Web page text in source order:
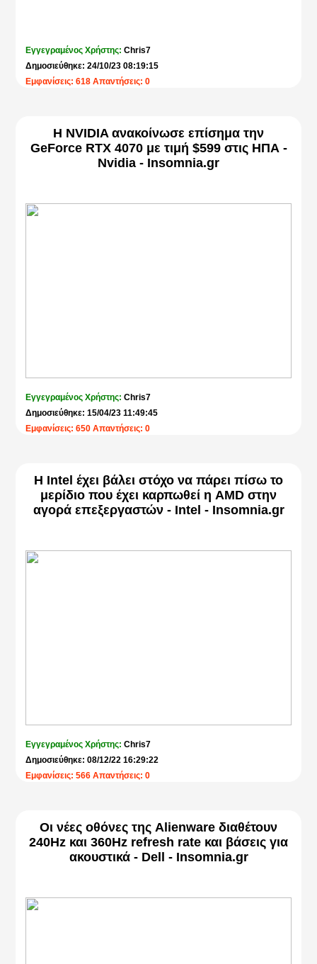
Εγγεγραμένος Χρήστης:Chris7
Δημοσιεύθηκε: 24/10/23 08:19:15
Εμφανίσεις: 618 Απαντήσεις: 0
Η NVIDIA ανακοίνωσε επίσημα την
GeForce RTX 4070 με τιμή $599 στις ΗΠΑ -
Nvidia - Insomnia.gr
Εγγεγραμένος Χρήστης:Chris7
Δημοσιεύθηκε: 15/04/23 11:49:45
Εμφανίσεις: 650 Απαντήσεις: 0
Η Intel έχει βάλει στόχο να πάρει πίσω το
μερίδιο που έχει καρπωθεί η AMD στην
αγορά επεξεργαστών - Intel - Insomnia.gr
Εγγεγραμένος Χρήστης:Chris7
Δημοσιεύθηκε: 08/12/22 16:29:22
Εμφανίσεις: 566 Απαντήσεις: 0
Οι νέες οθόνες της Alienware διαθέτουν
240Hz και 360Hz refresh rate και βάσεις για
ακουστικά - Dell - Insomnia.gr